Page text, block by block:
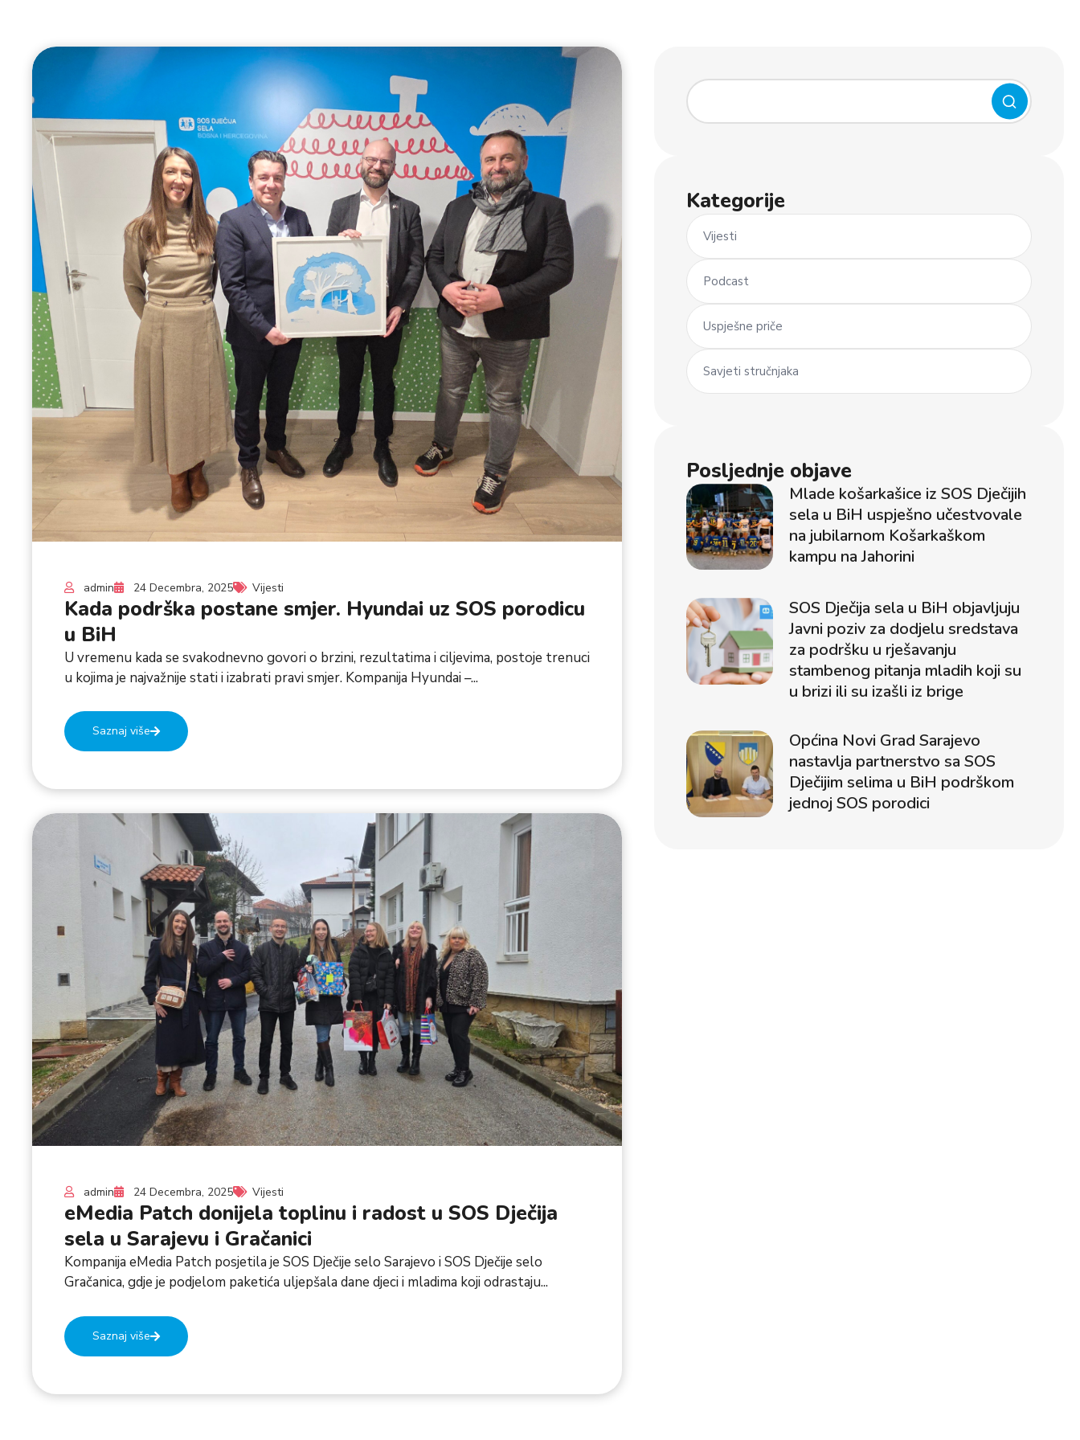
admin 24 Decembra, 2025 Vijesti
Kada podrška postane smjer. Hyundai uz SOS porodicu
u BiH
U vremenu kada se svakodnevno govori o brzini, rezultatima i ciljevima, postoje trenuci
u kojima je najvažnije stati i izabrati pravi smjer. Kompanija Hyundai –...
Saznaj više
admin 24 Decembra, 2025 Vijesti
eMedia Patch donijela toplinu i radost u SOS Dječija
sela u Sarajevu i Gračanici
Kompanija eMedia Patch posjetila je SOS Dječije selo Sarajevo i SOS Dječije selo
Gračanica, gdje je podjelom paketića uljepšala dane djeci i mladima koji odrastaju...
Saznaj više
Kategorije
Vijesti
Podcast
Uspješne priče
Savjeti stručnjaka
Posljednje objave
Mlade košarkašice iz SOS Dječijih
sela u BiH uspješno učestvovale
na jubilarnom Košarkaškom
kampu na Jahorini
SOS Dječija sela u BiH objavljuju
Javni poziv za dodjelu sredstava
za podršku u rješavanju
stambenog pitanja mladih koji su
u brizi ili su izašli iz brige
Općina Novi Grad Sarajevo
nastavlja partnerstvo sa SOS
Dječijim selima u BiH podrškom
jednoj SOS porodici